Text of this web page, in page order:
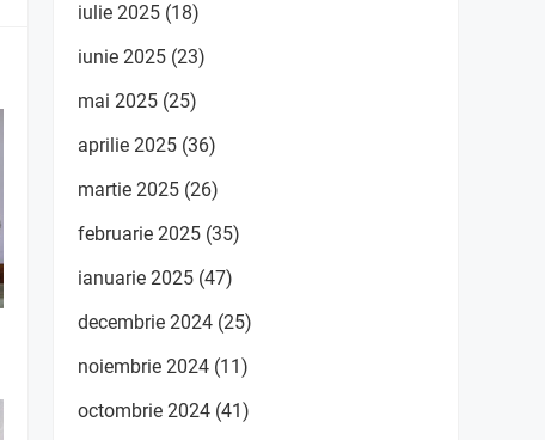
iulie 2025 (18)
iunie 2025 (23)
mai 2025 (25)
aprilie 2025 (36)
martie 2025 (26)
februarie 2025 (35)
ianuarie 2025 (47)
decembrie 2024 (25)
noiembrie 2024 (11)
octombrie 2024 (41)